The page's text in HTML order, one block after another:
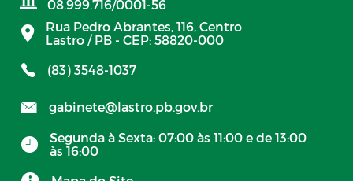
08.999.716/0001-56
Rua Pedro Abrantes, 116, Centro
Lastro / PB - CEP: 58820-000
(83) 3548-1037
gabinete@lastro.pb.gov.br
Segunda à Sexta: 07:00 às 11:00 e de 13:00
às 16:00